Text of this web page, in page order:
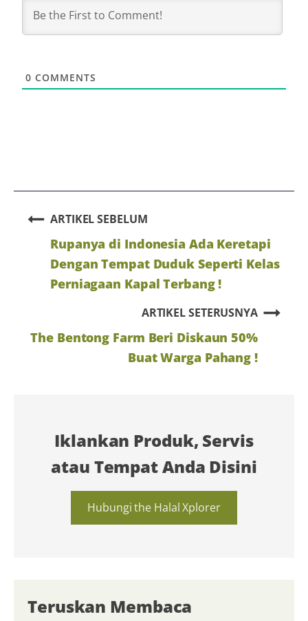
Teruskan Membaca
Iklankan Produk, Servis
atau Tempat Anda Disini
Hubungi the Halal Xplorer
0 COMMENTS
ARTIKEL SEBELUM
Rupanya di Indonesia Ada Keretapi
Dengan Tempat Duduk Seperti Kelas
Perniagaan Kapal Terbang !
ARTIKEL SETERUSNYA
The Bentong Farm Beri Diskaun 50%
Buat Warga Pahang !